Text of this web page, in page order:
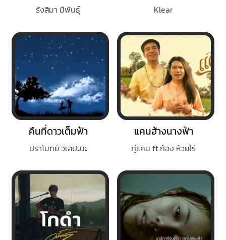
รังสิมา มีพันธุ์ Klear
คืนที่ดาวเต็มฟ้า
ปราโมทย์ วิเลปะนะ
แคนฮ้างนางฟ้า
กู่แคน ft.ก้อง ห้วยไร่